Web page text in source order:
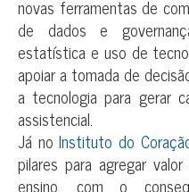
novas ferramentas de
de dados e
estatística e uso de
apoiar a tomada de
a tecnologia para gerar
assistencial.
Já noInstituto do
pilares para agregar
ensino, com o